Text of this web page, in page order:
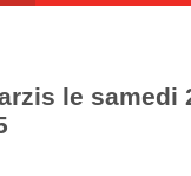
le samedi